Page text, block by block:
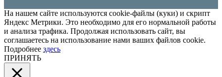
На нашем сайте используются cookie-файлы (куки) и скрипт
Яндекс Метрики. Это необходимо для его нормальной работы
и анализа трафика. Продолжая использовать сайт, вы
соглашаетесь на использование нами ваших файлов cookie.
Подробнее здесь
ПРИНЯТЬ